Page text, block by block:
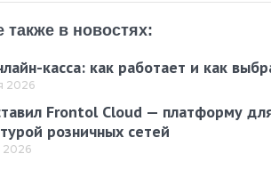
также в новостях:
касса: как работает и как
2026
Frontol Cloud — платформу
розничных сетей
2026